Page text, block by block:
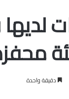
دقيقة واحدة